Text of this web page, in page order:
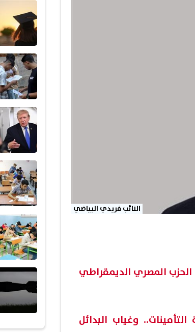
النائب فريدي البياضي
المصري الديمقراطي
وغياب البدائل